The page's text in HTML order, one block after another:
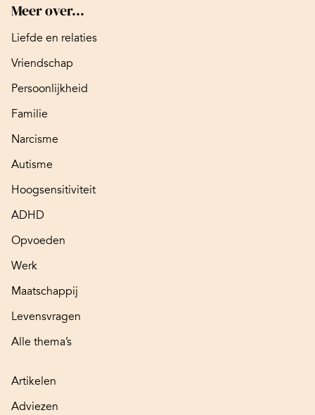
Meer over...
Liefde en relaties
Vriendschap
Persoonlijkheid
Familie
Narcisme
Autisme
Hoogsensitiviteit
ADHD
Opvoeden
Werk
Maatschappij
Levensvragen
Alle thema’s
Artikelen
Adviezen